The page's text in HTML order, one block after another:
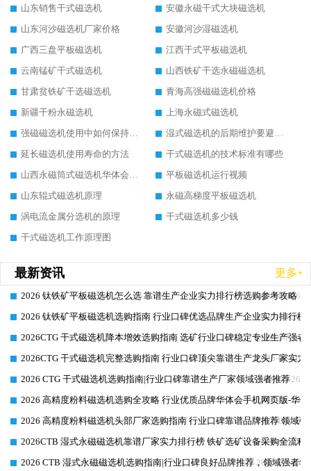
山东销售干式磁选机
安徽永磁干式大块磁选机
山东河沙磁选机厂家价格
安徽河沙湿磁选机
广西三盘平板磁选机
江西干式平板磁选机
云南锰矿干式磁选机
山西铁矿干选永磁磁选机
甘肃贫铁矿干选磁选机
青海高强磁磁选机价格
新疆干粉永磁选机
上海永磁式磁选机
强磁磁选机使用中如何保持其顺畅运行
湿式磁选机的后期维护要避开哪些坑
延长磁选机使用寿命的方法
干式磁选机的技术标准有哪些
山西永磁筒式磁选机华体会手机网页版-华体会(中国)
平板磁选机运行视频
山东辊式磁选机原理
永磁高梯度平板磁选机
涡电流金属分选机的原理
干式磁选机多少钱
干式磁选机工作原理图
最新资讯 更多+
2026-06-26
2026 钛铁矿平板磁选机怎么选 靠谱生产企业实力排行榜选购参考攻略
2026-06-26
2026 钛铁矿平板磁选机选购指南 行业口碑优选品牌生产企业实力排行榜
2026-06-26
2026CTG 干式磁选机降本增效选购指南 选矿行业口碑稳定专业生产强者
2026-06-26
2026CTG 干式磁选机完整选购指南 行业口碑顶尖靠谱生产龙头厂家实力
2026-06-26
2026 CTG 干式磁选机选购指南|行业口碑靠谱生产厂家领域强者推荐
2026-06-26
2026 高精度粉料磁选机选购全攻略 行业优质品牌华体会手机网页版-华
2026-06-26
2026 高精度粉料磁选机头部厂家选购指南 行业口碑靠谱品牌推荐 领域
2026-06-25
2026CTB 湿式永磁磁选机靠谱厂家实力排行榜 铁矿选矿设备采购全流程
2026-06-25
2026 CTB 湿式永磁磁选机选购指南|行业口碑良好品牌推荐，领域强者